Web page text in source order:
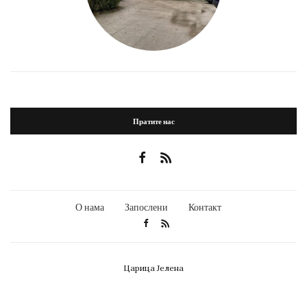
Пратите нас
О нама Запослени Контакт
Царица Јелена